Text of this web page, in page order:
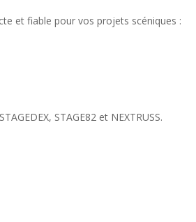
et fiable pour vos projets scéniques :
STAGE82 et NEXTRUSS.